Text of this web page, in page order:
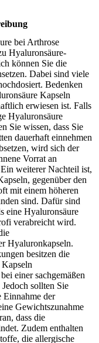
bei Arthrose
Hyaluronsäure-
können Sie die
Dabei sind viele
Bedenken
Kapseln
erwiesen ist. Falls
Hyaluronsäure
Sie wissen, dass Sie
dauerhaft einnehmen
wird sich der
Vorrat an
weiterer Nachteil ist,
gegenüber den
mit einem höheren
sind. Dafür sind
eine Hyaluronsäure
verabreicht wird.
Hyaluronkapseln.
besitzen die
einer sachgemäßen
sollten Sie
Einnahme der
Gewichtszunahme
dass die
Zudem enthalten
die allergische